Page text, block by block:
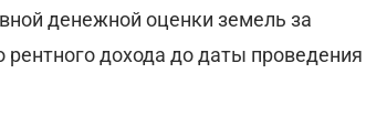
денежной оценки земель за
дохода до даты проведения